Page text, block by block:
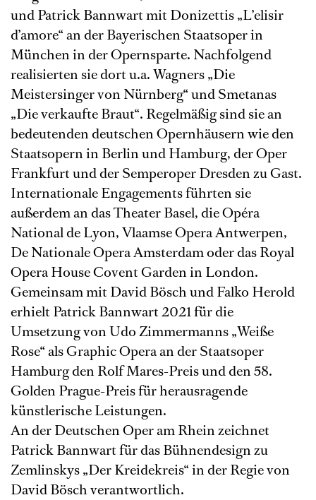
und Patrick Bannwart mit Donizettis „L’elisir
d’amore“ an der Bayerischen Staatsoper in
München in der Opernsparte. Nachfolgend
realisierten sie dort u.a. Wagners „Die
Meistersinger von Nürnberg“ und Smetanas
„Die verkaufte Braut“. Regelmäßig sind sie an
bedeutenden deutschen Opernhäusern wie den
Staatsopern in Berlin und Hamburg, der Oper
Frankfurt und der Semperoper Dresden zu Gast.
Internationale Engagements führten sie
außerdem an das Theater Basel, die Opéra
National de Lyon, Vlaamse Opera Antwerpen,
De Nationale Opera Amsterdam oder das Royal
Opera House Covent Garden in London.
Gemeinsam mit David Bösch und Falko Herold
erhielt Patrick Bannwart 2021 für die
Umsetzung von Udo Zimmermanns „Weiße
Rose“ als Graphic Opera an der Staatsoper
Hamburg den Rolf Mares-Preis und den 58.
Golden Prague-Preis für herausragende
künstlerische Leistungen.
An der Deutschen Oper am Rhein zeichnet
Patrick Bannwart für das Bühnendesign zu
Zemlinskys „Der Kreidekreis“ in der Regie von
David Bösch verantwortlich.